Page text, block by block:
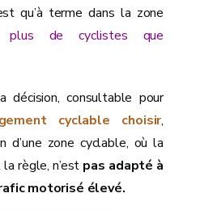
qu’à terme dans la zone
plus de cyclistes que
décision, consultable pour
cyclable choisir,
d’une zone cyclable, où la
règle, n’est pas adapté à
motorisé élevé.